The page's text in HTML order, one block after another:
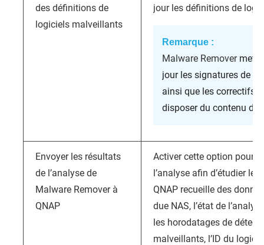
des définitions de
logiciels malveillants
jour les définitions de
Remarque :
Malware Removermet
jour les signatures de
ainsi que les correctifs
disposer du contenu de
Envoyer les résultats
de l’analyse de
Malware Removerà
QNAP
Activer cette option pour
l’analyse afin d’étudier
QNAP recueille des
due NAS, l’état de
les horodatages de
malveillants, l’ID du